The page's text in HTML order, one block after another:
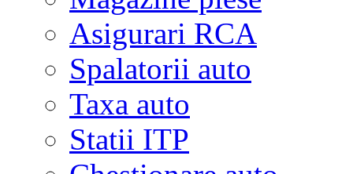
Asigurari RCA
Spalatorii auto
Taxa auto
Statii ITP